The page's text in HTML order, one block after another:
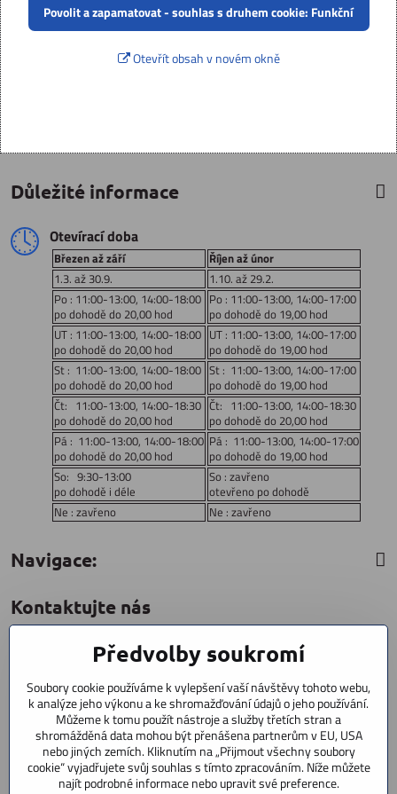
Povolit a zapamatovat - souhlas s druhem cookie: Funkční
Otevřít obsah v novém okně
Důležité informace
Otevírací doba
Březen až září
Říjen až únor
1.3. až 30.9.
1.10. až 29.2.
Po : 11:00-13:00, 14:00-18:00
po dohodě do 20,00 hod
Po : 11:00-13:00, 14:00-17:00
po dohodě do 19,00 hod
UT : 11:00-13:00, 14:00-18:00
po dohodě do 20,00 hod
UT : 11:00-13:00, 14:00-17:00
po dohodě do 19,00 hod
St : 11:00-13:00, 14:00-18:00
po dohodě do 20,00 hod
St : 11:00-13:00, 14:00-17:00
po dohodě do 19,00 hod
Čt: 11:00-13:00, 14:00-18:30
po dohodě do 20,00 hod
Čt: 11:00-13:00, 14:00-18:30
po dohodě do 20,00 hod
Pá : 11:00-13:00, 14:00-18:00
po dohodě do 20,00 hod
Pá : 11:00-13:00, 14:00-17:00
po dohodě do 19,00 hod
So: 9:30-13:00
po dohodě i déle
So : zavřeno
otevřeno po dohodě
Ne : zavřeno
Ne : zavřeno
Navigace:
Kontaktujte nás
CYCLESTAR s​.r​.o​.
Praha 5 Radotín
153 00
+420 602 856 404
+420 723 603 807
servis
Předvolby soukromí
Soubory cookie používáme k vylepšení vaší návštěvy tohoto webu,
k analýze jeho výkonu a ke shromažďování údajů o jeho používání.
Můžeme k tomu použít nástroje a služby třetích stran a
shromážděná data mohou být přenášena partnerům v EU, USA
nebo jiných zemích. Kliknutím na „Přijmout všechny soubory
cookie“ vyjadřujete svůj souhlas s tímto zpracováním. Níže můžete
najít podrobné informace nebo upravit své preference.